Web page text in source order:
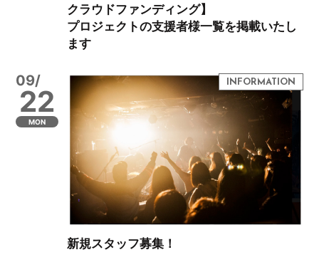
クラウドファンディング】
プロジェクトの支援者様一覧を掲載いたし
ます
09/
22
MON
新規スタッフ募集！